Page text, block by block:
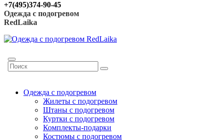
+7(495)374-90-45
Одежда с подогревом
RedLaika
Одежда с подогревом
Жилеты с подогревом
Штаны с подогревом
Куртки с подогревом
Комплекты-подарки
Костюмы с подогревом